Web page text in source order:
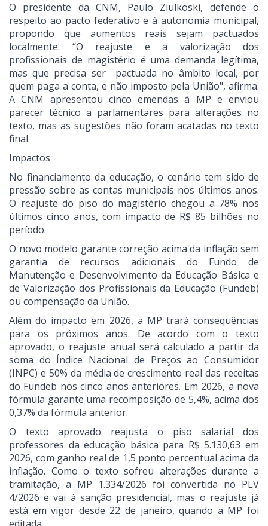
O presidente da CNM, Paulo Ziulkoski, defende o
respeito ao pacto federativo e à autonomia municipal,
propondo que aumentos reais sejam pactuados
localmente. “O reajuste e a valorização dos
profissionais de magistério é uma demanda legítima,
mas que precisa ser pactuada no âmbito local, por
quem paga a conta, e não imposto pela União", afirma.
A CNM apresentou cinco emendas à MP e enviou
parecer técnico a parlamentares para alterações no
texto, mas as sugestões não foram acatadas no texto
final.
Impactos
No financiamento da educação, o cenário tem sido de
pressão sobre as contas municipais nos últimos anos.
O reajuste do piso do magistério chegou a 78% nos
últimos cinco anos, com impacto de R$ 85 bilhões no
período.
O novo modelo garante correção acima da inflação sem
garantia de recursos adicionais do Fundo de
Manutenção e Desenvolvimento da Educação Básica e
de Valorização dos Profissionais da Educação (Fundeb)
ou compensação da União.
Além do impacto em 2026, a MP trará consequências
para os próximos anos. De acordo com o texto
aprovado, o reajuste anual será calculado a partir da
soma do Índice Nacional de Preços ao Consumidor
(INPC) e 50% da média de crescimento real das receitas
do Fundeb nos cinco anos anteriores. Em 2026, a nova
fórmula garante uma recomposição de 5,4%, acima dos
0,37% da fórmula anterior.
O texto aprovado reajusta o piso salarial dos
professores da educação básica para R$ 5.130,63 em
2026, com ganho real de 1,5 ponto percentual acima da
inflação. Como o texto sofreu alterações durante a
tramitação, a MP 1.334/2026 foi convertida no PLV
4/2026 e vai à sanção presidencial, mas o reajuste já
está em vigor desde 22 de janeiro, quando a MP foi